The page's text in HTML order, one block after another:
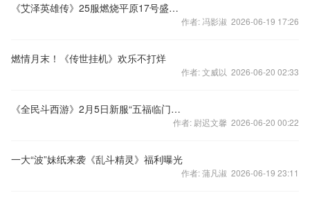
《艾泽英雄传》25服燃烧平原17号盛大开启
作者: 冯影淑 2026-06-19 17:26
燃情月末！《传世挂机》欢乐不打烊
作者: 文威以 2026-06-20 02:33
《全民斗西游》2月5日新服“五福临门”火爆开启
作者: 尉迟文馨 2026-06-20 00:22
一大“波”妹纸来袭《乱斗精灵》福利曝光
作者: 蒲凡淑 2026-06-19 23:11